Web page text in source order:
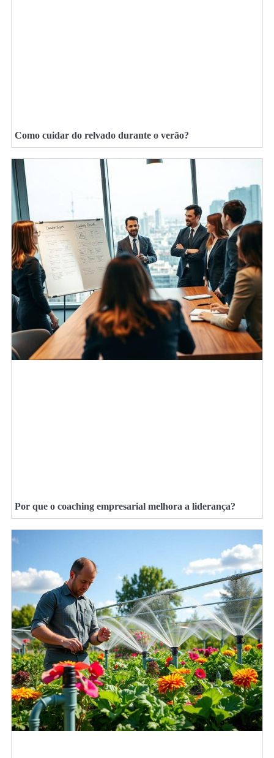
Como cuidar do relvado durante o verão?
Por que o coaching empresarial melhora a liderança?